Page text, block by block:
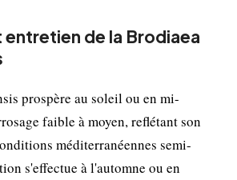
entretien de la Brodiaea
prospère au soleil ou en mi-
faible à moyen, reflétant son
méditerranéennes semi-
s'effectue à l'automne ou en